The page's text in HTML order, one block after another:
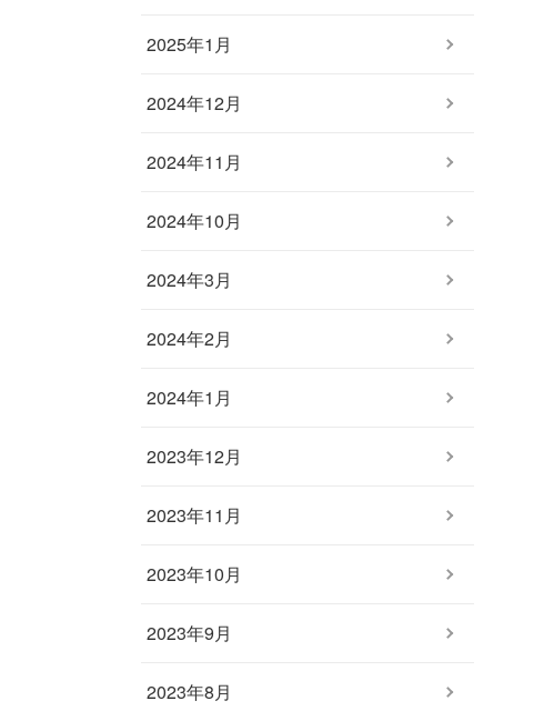
2025年1月
2024年12月
2024年11月
2024年10月
2024年3月
2024年2月
2024年1月
2023年12月
2023年11月
2023年10月
2023年9月
2023年8月